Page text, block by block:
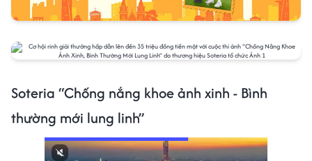
Soteria “Chống nắng khoe ảnh xinh - Bình
thường mới lung linh”